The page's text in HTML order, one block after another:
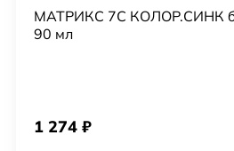
МАТРИКС 7C КОЛОР.СИНК
90 мл
1 274 ₽